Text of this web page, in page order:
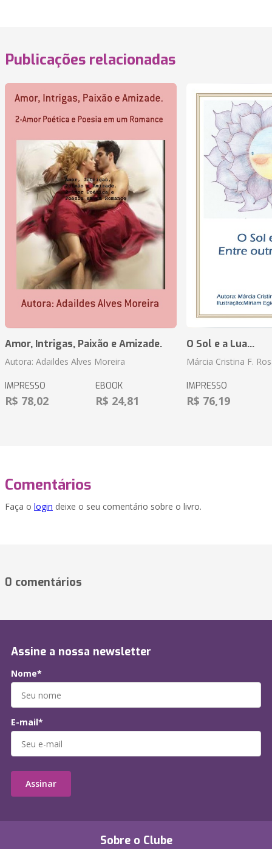
Publicações relacionadas
Amor, Intrigas, Paixão e Amizade.
Autora: Adaildes Alves Moreira
IMPRESSO
R$ 78,02
EBOOK
R$ 24,81
O Sol e a Lua...
Márcia Cristina F.
IMPRESSO
R$ 76,19
Comentários
Faça o login deixe o seu comentário sobre o livro.
0 comentários
Sobre o Clube
Assine a nossa newsletter
Nome*
E-mail*
Assinar